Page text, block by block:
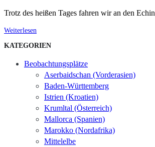
Trotz des heißen Tages fahren wir an den
Weiterlesen
KATEGORIEN
Beobachtungsplätze
Aserbaidschan (Vorderasien)
Baden-Württemberg
Istrien (Kroatien)
Krumltal (Österreich)
Mallorca (Spanien)
Marokko (Nordafrika)
Mittelelbe